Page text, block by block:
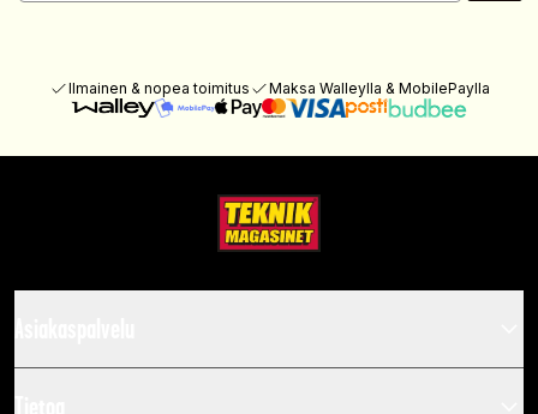
Ilmainen & nopea toimitus Maksa Walleylla & MobilePaylla